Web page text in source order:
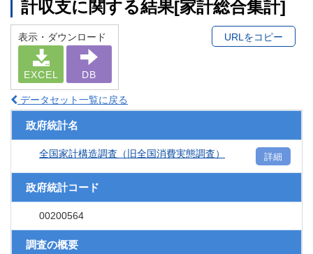
計収支に関する結果[家計総合集計]
表示・ダウンロード
EXCEL DB
URLをコピー
データセット一覧に戻る
政府統計名
全国家計構造調査（旧全国消費実態調査） 詳細
政府統計コード
00200564
調査の概要